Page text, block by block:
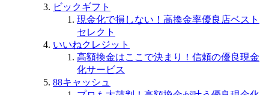
ビックギフト
現金化で損しない！高換金率優良店ベスト
セレクト
いいねクレジット
高額換金はここで決まり！信頼の優良現金
化サービス
88キャッシュ